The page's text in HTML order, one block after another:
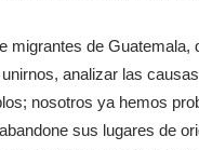
migrantes de Guatemala,
analizar las
nosotros ya hemos
sus lugares de